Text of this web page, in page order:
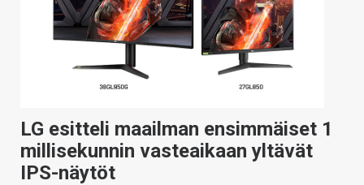
KAUPPA
HAKU
LG esitteli maailman ensimmäiset 1
millisekunnin vasteaikaan yltävät
IPS-näytöt